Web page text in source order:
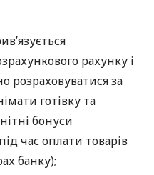
рахунку і
розраховуватися за
готівку та
бонуси
час оплати товарів
банку);